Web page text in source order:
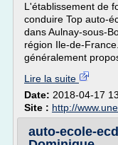
L'établissement de
conduire Top auto-
dans Aulnay-sous-
région Ile-de-
généralement
Lire la suite
Date: 2018-04-17
Site : http://
auto-ecole-